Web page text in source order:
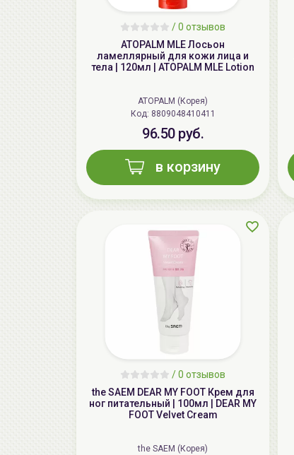
/0 отзывов
ATOPALM MLE Лосьон
ламеллярный для кожи лица и
тела | 120мл | ATOPALM MLE Lotion
ATOPALM (Корея)
Код: 8809048410411
96.50 руб.
в корзину
/0 отзывов
the SAEM DEAR MY FOOT Крем для
ног питательный | 100мл | DEAR MY
FOOT Velvet Cream
the SAEM (Корея)